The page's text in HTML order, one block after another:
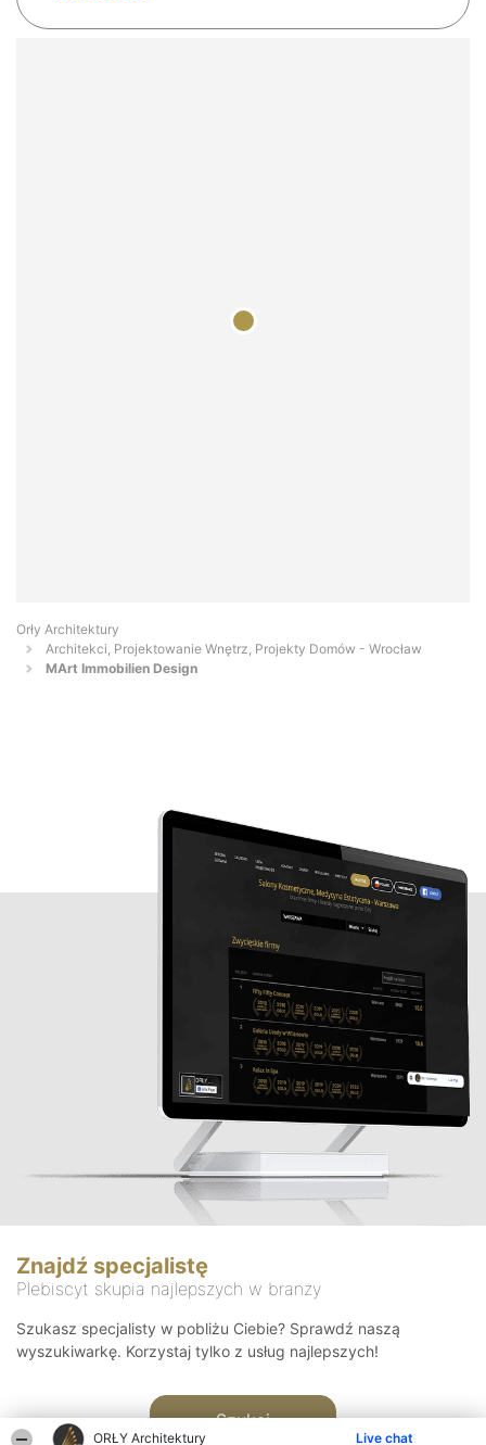
ORŁY Architektury Live chat
Orły Architektury
Architekci, Projektowanie Wnętrz, Projekty Domów - Wrocław
MArt Immobilien Design
Znajdź specjalistę
Plebiscyt skupia najlepszych w branży
Szukasz specjalisty w pobliżu Ciebie? Sprawdź naszą
wyszukiwarkę. Korzystaj tylko z usług najlepszych!
Szukaj